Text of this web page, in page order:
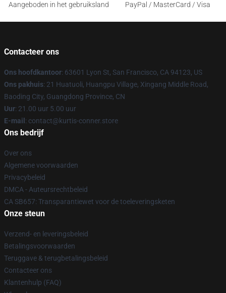
Aangeboden in het gebruiksland
PayPal / MasterCard / Visa
Contacteer ons
Ons hoofdkantoor: 63601 Lyon St, San Francisco, CA 94123, US
Ons pakhuis: 21 Huatuoli, Huangpu Village, Xingang Middle Road,
Baoding City, Guangdong Province, CN
Uur: 21.00 uur 5.00 uur
E-mail : contact@kurtis-conner.store
Ons bedrijf
Over ons
Algemene voorwaarden
Privacybeleid
DMCA - Auteursrechtbeleid
CA SB657: Transparantiewet voor de toeleveringsketen
Onze steun
Verzend- en leveringsbeleid
Betalingsvoorwaarden
Teruggave & terugbetalingsbeleid
Contacteer ons
Klantenhulp (FAQ)